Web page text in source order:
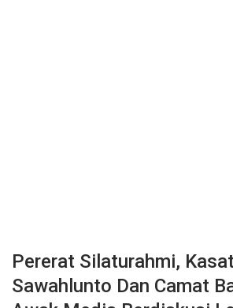
Pererat Silaturahmi,
Sawahlunto Dan Camat